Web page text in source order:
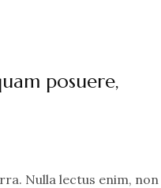
posuere,
Nulla lectus enim, non